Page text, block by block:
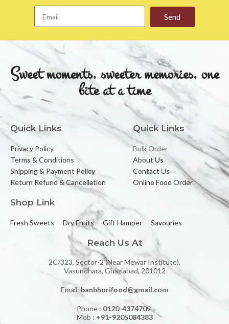
Send
Sweet moments, sweeter memories, one
bite at a time
Quick Links
Privacy Policy
Terms & Conditions
Shipping & Payment Policy
Return Refund & Cancellation
Quick Links
Bulk Order
About Us
Contact Us
Online Food Order
Shop Link
Fresh Sweets Dry Fruits Gift Hamper Savouries
Reach Us At
2C/323, Sector-2 (Near Mewar Institute),
Vasundhara, Ghaziabad, 201012
Email:banbhorifood@gmail.com
Phone : 0120-4374709
Mob : +91-9205084383